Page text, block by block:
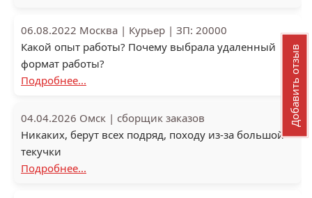
06.08.2022 Москва | Курьер | ЗП: 20000
Какой опыт работы? Почему выбрала удаленный
формат работы?
Подробнее...
04.04.2026 Омск | сборщик заказов
Никаких, берут всех подряд, походу из-за большой
текучки
Подробнее...
Добавить отзыв